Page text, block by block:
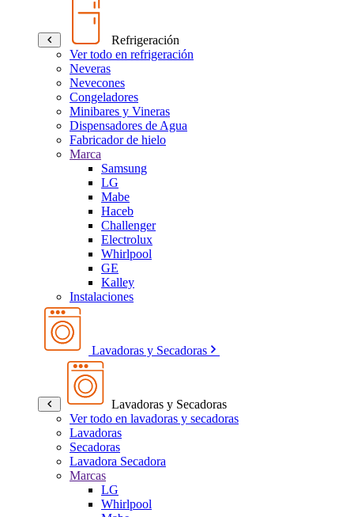
Refrigeración
Ver todo en refrigeración
Neveras
Nevecones
Congeladores
Minibares y Vineras
Dispensadores de Agua
Fabricador de hielo
Marca
Samsung
LG
Mabe
Haceb
Challenger
Electrolux
Whirlpool
GE
Kalley
Instalaciones
Lavadoras y Secadoras
Lavadoras y Secadoras
Ver todo en lavadoras y secadoras
Lavadoras
Secadoras
Lavadora Secadora
Marcas
LG
Whirlpool